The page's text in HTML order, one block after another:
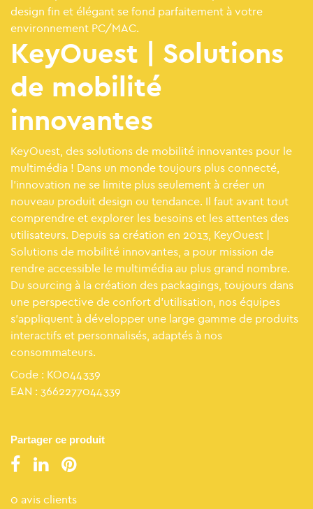
design fin et élégant se fond parfaitement à votre
environnement PC/MAC.
KeyOuest | Solutions
de mobilité
innovantes
KeyOuest, des solutions de mobilité innovantes pour le
multimédia ! Dans un monde toujours plus connecté,
l’innovation ne se limite plus seulement à créer un
nouveau produit design ou tendance. Il faut avant tout
comprendre et explorer les besoins et les attentes des
utilisateurs. Depuis sa création en 2013, KeyOuest |
Solutions de mobilité innovantes, a pour mission de
rendre accessible le multimédia au plus grand nombre.
Du sourcing à la création des packagings, toujours dans
une perspective de confort d’utilisation, nos équipes
s’appliquent à développer une large gamme de produits
interactifs et personnalisés, adaptés à nos
consommateurs.
Code : KO044339
EAN : 3662277044339
Partager ce produit
0 avis clients